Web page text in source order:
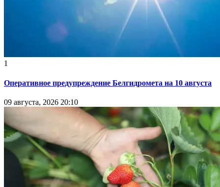
1
Оперативное предупреждение Белгидромета на 10 августа
09 августа, 2026 20:10